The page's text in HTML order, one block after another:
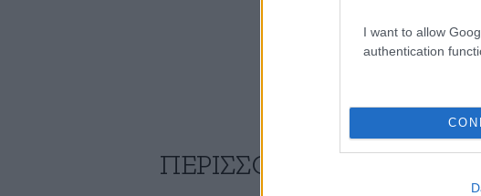
I want to allow
authentication
ΠΕΡΙΣΣΟΤΕΡΑ ΑΠΟ ΤΗΝ